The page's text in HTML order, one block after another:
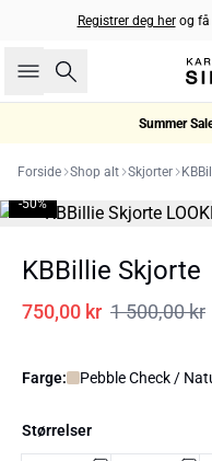
Registrer deg herog få
Søk
Summer
Forside Shop alt Skjorter
-50%
KBBillie Skjorte
750,00 kr 1 500,00 kr
Farge: Pebble Check /
Størrelser